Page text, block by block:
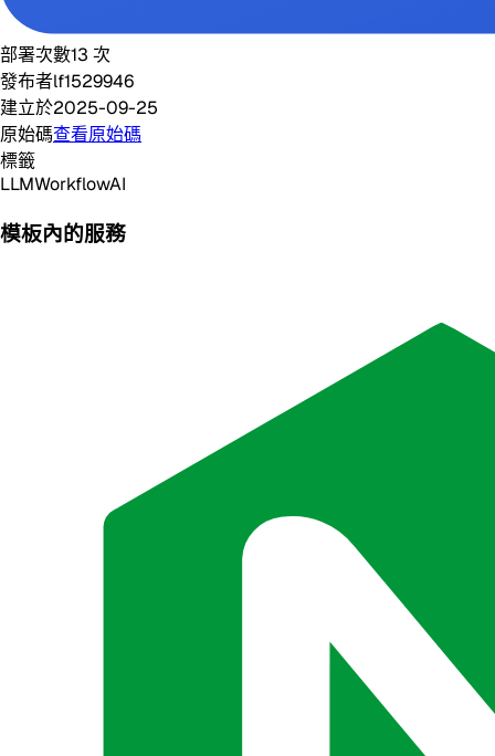
部署次數13 次
發布者lf1529946
建立於2025-09-25
原始碼查看原始碼
標籤
LLMWorkflowAI
模板內的服務